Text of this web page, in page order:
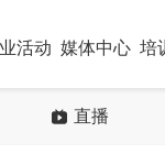
活动 媒体中心 培
直播